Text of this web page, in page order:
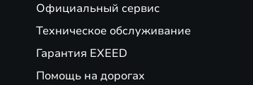
Официальный сервис
Техническое обслуживание
Гарантия EXEED
Помощь на дорогах